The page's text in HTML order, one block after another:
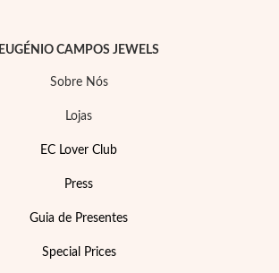
Filigrana
EUGÉNIO CAMPOS JEWELS
Sobre Nós
Lojas
EC Lover Club
Press
Guia de Presentes
Special Prices